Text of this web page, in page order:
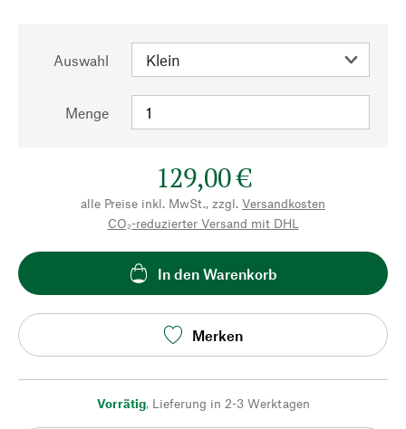
Auswahl
Menge
129,00 €
alle Preise inkl. MwSt., zzgl. Versandkosten
CO₂-reduzierter Versand mit DHL
In den Warenkorb
Merken
Vorrätig, Lieferung in 2-3 Werktagen